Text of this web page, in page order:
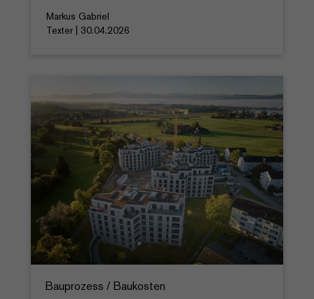
Markus Gabriel
Texter | 30.04.2026
Bauprozess / Baukosten